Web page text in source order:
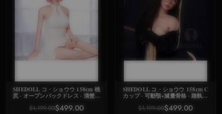
SHEDOLL コ・ショウウ 158cm 桃
尻 · オープンバックドレス · 清楚系
$1,199.00$499.00
SHEDOLL コ・ショウウ 158cm C
カップ · 可動顎+減量骨格 · 跪執事
$1,199.00$499.00